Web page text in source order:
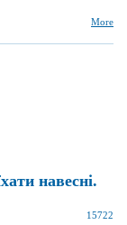
More
навесні.
15722